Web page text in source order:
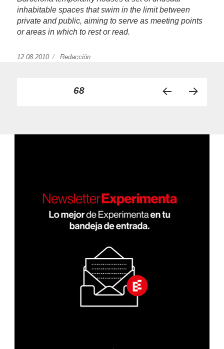
inhabitable spaces that swim in the limit between
private and public, aiming to serve as meeting points
or areas in which to rest or read.
Publicado
12.08.2010 https://www.experimenta.es/author/redaccion/
Redacción
Paginación
entradas
ERIO
68
NA